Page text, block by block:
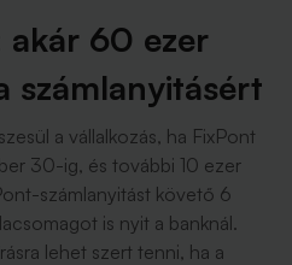
akár 60 ezer
számlanyitásért
a vállalkozás, ha FixPont
30-ig, és további 10 ezer
számlanyitást követő 6
is nyit a banknál.
lehet szert tenni, ha a